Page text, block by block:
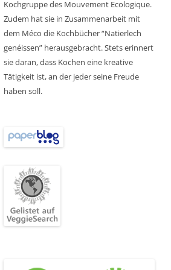
Kochgruppe des Mouvement Ecologique.
Zudem hat sie in Zusammenarbeit mit
dem Méco die Kochbücher “Natierlech
genéissen” herausgebracht. Stets erinnert
sie daran, dass Kochen eine kreative
Tätigkeit ist, an der jeder seine Freude
haben soll.